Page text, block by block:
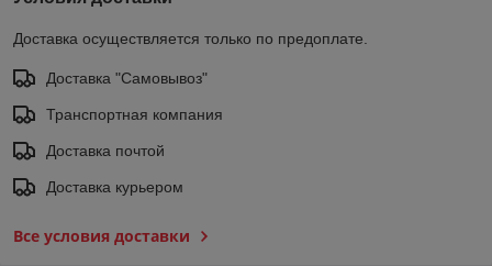
Доставка осуществляется только по предоплате.
Доставка "Самовывоз"
Транспортная компания
Доставка почтой
Доставка курьером
Все условия доставки